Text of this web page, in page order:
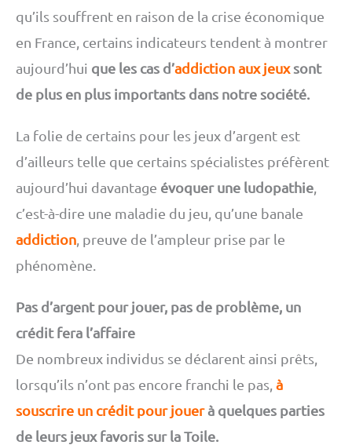
qu’ils souffrent en raison de la crise économique
en France, certains indicateurs tendent à montrer
aujourd’hui que les cas d’addiction aux jeuxsont
de plus en plus importants dans notre société.
La folie de certains pour les jeux d’argent est
d’ailleurs telle que certains spécialistes préfèrent
aujourd’hui davantage évoquer une ludopathie
c’est-à-dire une maladie du jeu, qu’une banale
addiction , preuve de l’ampleur prise par le
phénomène.
Pas d’argent pour jouer, pas de problème, un
crédit fera l’affaire
De nombreux individus se déclarent ainsi prêts,
lorsqu’ils n’ont pas encore franchi le pas, à
souscrire un crédit pour jouerà quelques parties
de leurs jeux favoris sur la Toile.